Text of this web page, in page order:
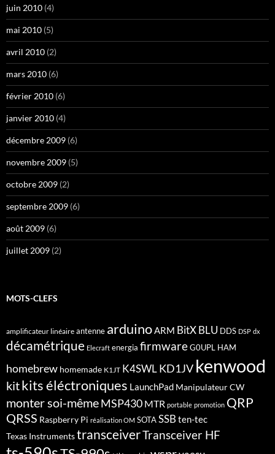
juin 2010 (4)
mai 2010 (5)
avril 2010 (2)
mars 2010 (6)
février 2010 (6)
janvier 2010 (4)
décembre 2009 (6)
novembre 2009 (5)
octobre 2009 (2)
septembre 2009 (6)
août 2009 (6)
juillet 2009 (2)
MOTS-CLEFS
amplificateur linéaire antenne arduinoARM BitX BLU DDS DSP dx
décamétrique Elecraft energia firmwareG0UPL HAM
homebrew homemade K1JT K4SWL KD1JV kenwood
kitkits éléctroniques LaunchPad Manipulateur CW
monter soi-mêmeMSP430 MTR portable promotion QRP
QRSS Raspberry Pi réalisation OM SOTASSB ten-tec
Texas InstrumentstransceiverTransceiver HF